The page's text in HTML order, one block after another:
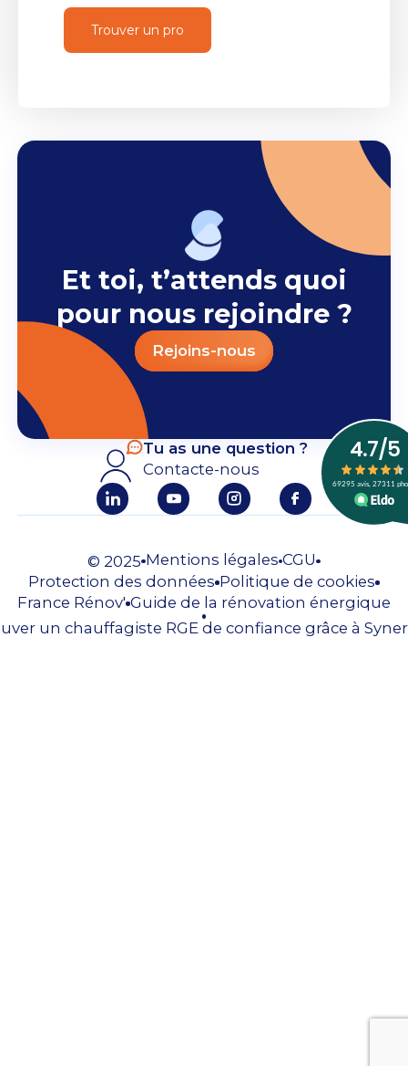
Trouver un pro
Et toi, t’attends quoi
pour nous rejoindre ?
Rejoins-nous
Tu as une question ?
Contacte-nous
© 2025 Mentions légales CGU
Protection des données Politique de cookies
France Rénov' Guide de la rénovation énergique
un chauffagiste RGE de confiance grâce à